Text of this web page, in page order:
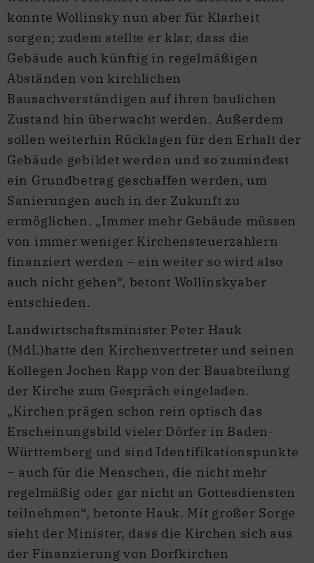
konnte Wollinsky nun aber für Klarheit
sorgen; zudem stellte er klar, dass die
Gebäude auch künftig in regelmäßigen
Abständen von kirchlichen
Bausachverständigen auf ihren baulichen
Zustand hin überwacht werden. Außerdem
sollen weiterhin Rücklagen für den Erhalt der
Gebäude gebildet werden und so zumindest
ein Grundbetrag geschaffen werden, um
Sanierungen auch in der Zukunft zu
ermöglichen. „Immer mehr Gebäude müssen
von immer weniger Kirchensteuerzahlern
finanziert werden – ein weiter so wird also
auch nicht gehen“, betont Wollinskyaber
entschieden.
Landwirtschaftsminister Peter Hauk
(MdL)hatte den Kirchenvertreter und seinen
Kollegen Jochen Rapp von der Bauabteilung
der Kirche zum Gespräch eingeladen.
„Kirchen prägen schon rein optisch das
Erscheinungsbild vieler Dörfer in Baden-
Württemberg und sind Identifikationspunkte
– auch für die Menschen, die nicht mehr
regelmäßig oder gar nicht an Gottesdiensten
teilnehmen“, betonte Hauk. Mit großer Sorge
sieht der Minister, dass die Kirchen sich aus
der Finanzierung von Dorfkirchen